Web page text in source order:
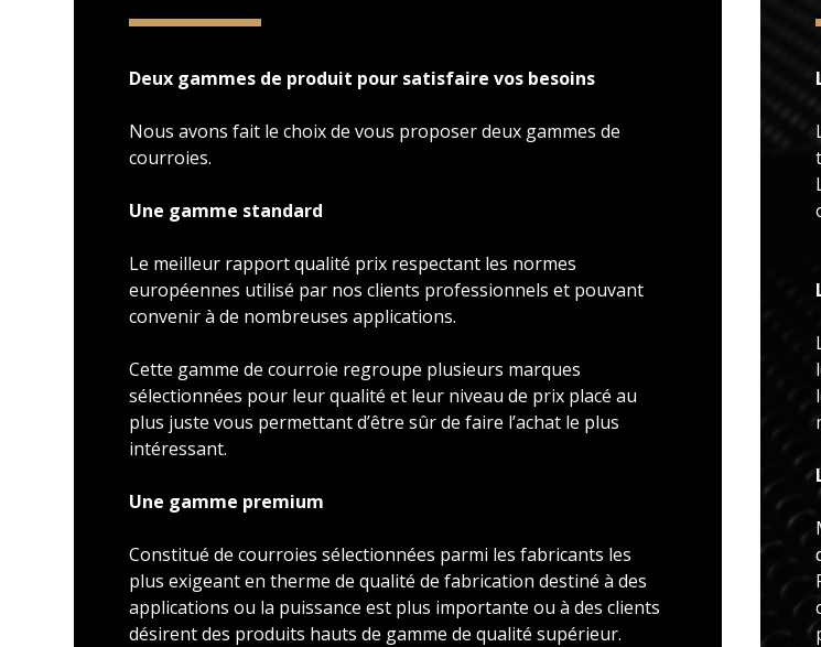
Deux gammes de produit pour satisfaire vos besoins
Nous avons fait le choix de vous proposer deux gammes de
courroies.
Une gamme standard
Le meilleur rapport qualité prix respectant les normes
européennes utilisé par nos clients professionnels et pouvant
convenir à de nombreuses applications.
Cette gamme de courroie regroupe plusieurs marques
sélectionnées pour leur qualité et leur niveau de prix placé au
plus juste vous permettant d’être sûr de faire l’achat le plus
intéressant.
Une gamme premium
Constitué de courroies sélectionnées parmi les fabricants les
plus exigeant en therme de qualité de fabrication destiné à des
applications ou la puissance est plus importante ou à des clients
désirent des produits hauts de gamme de qualité supérieur.